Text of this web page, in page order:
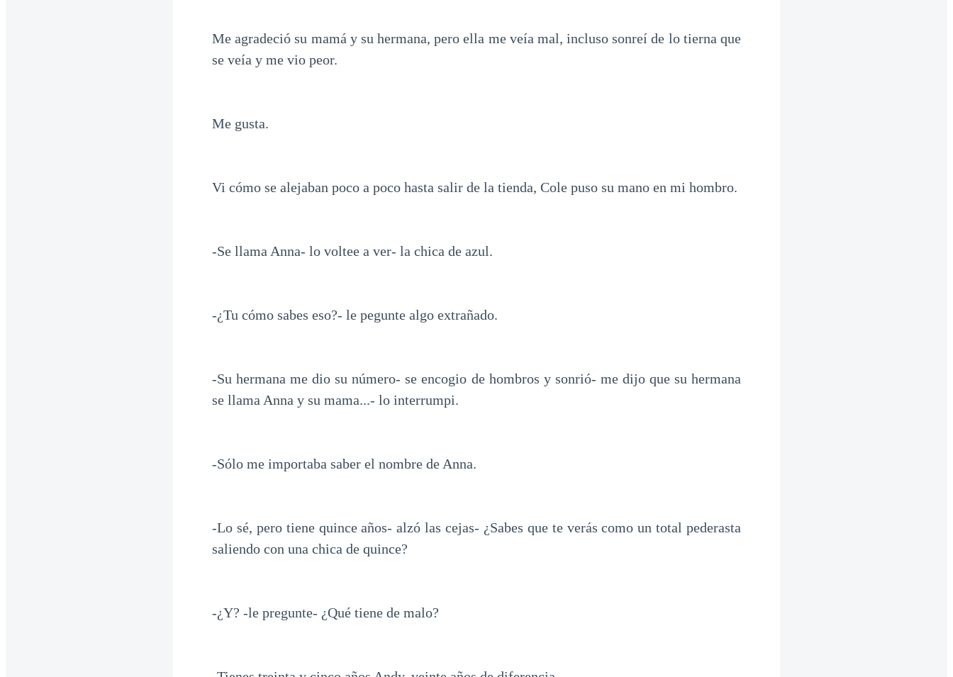
Me agradeció su mamá y su hermana, pero ella me veía mal, incluso sonreí de lo tierna que
se veía y me vio peor.
Me gusta.
Vi cómo se alejaban poco a poco hasta salir de la tienda, Cole puso su mano en mi hombro.
-Se llama Anna- lo voltee a ver- la chica de azul.
-¿Tu cómo sabes eso?- le pegunte algo extrañado.
-Su hermana me dio su número- se encogio de hombros y sonrió- me dijo que su hermana
se llama Anna y su mama...- lo interrumpi.
-Sólo me importaba saber el nombre de Anna.
-Lo sé, pero tiene quince años- alzó las cejas- ¿Sabes que te verás como un total pederasta
saliendo con una chica de quince?
-¿Y? -le pregunte- ¿Qué tiene de malo?